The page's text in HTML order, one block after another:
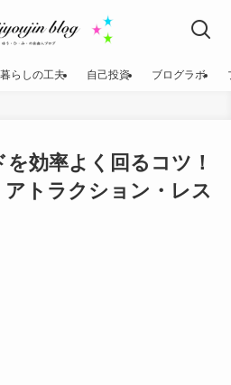
暮らしの工夫 自己投資 ブログラボ
効率よく回るコツ！
トラクション・レス